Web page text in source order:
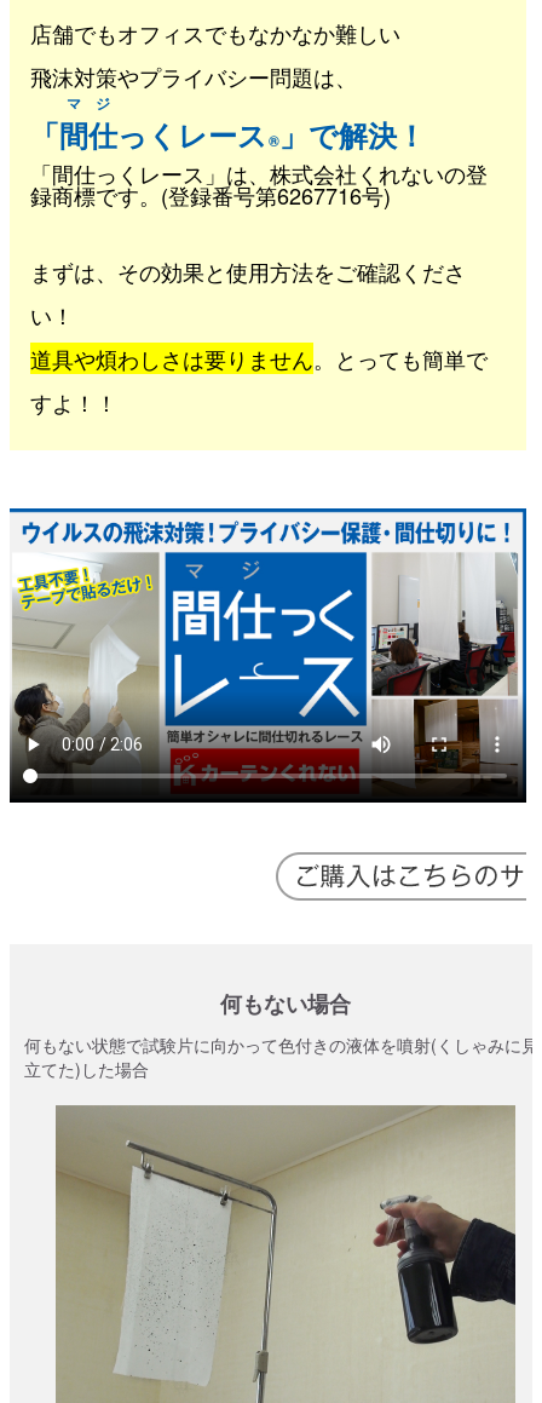
店舗でもオフィスでもなかなか難しい
飛沫対策やプライバシー問題は、
「間仕
マジ
っくレース ®」で解決！
「間仕っくレース」は、株式会社くれないの登
録商標です。(登録番号第6267716号)
まずは、その効果と使用方法をご確認くださ
い！
道具や煩わしさは要りません。とっても簡単で
すよ！！
何もない場合
何もない状態で試験片に向かって色付きの液体を噴射(くしゃみに見
立てた)した場合